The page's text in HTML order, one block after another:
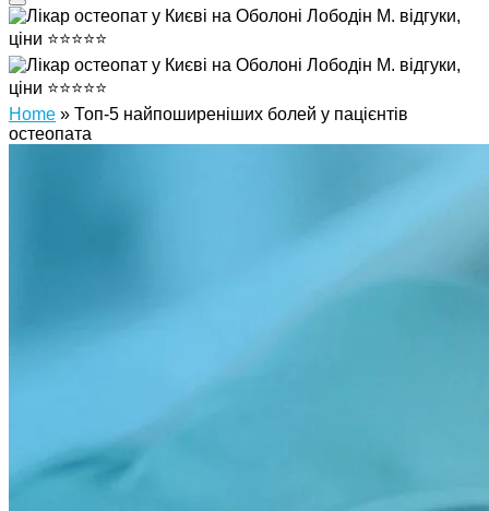
Home » Топ-5 найпоширеніших болей у пацієнтів
остеопата